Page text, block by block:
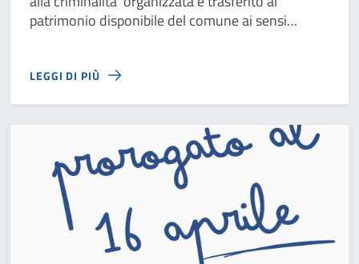
patrimonio disponibile del comune ai sensi
LEGGI DI PIÙ